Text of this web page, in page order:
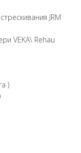
JRM
VEKA\ Rehau
)